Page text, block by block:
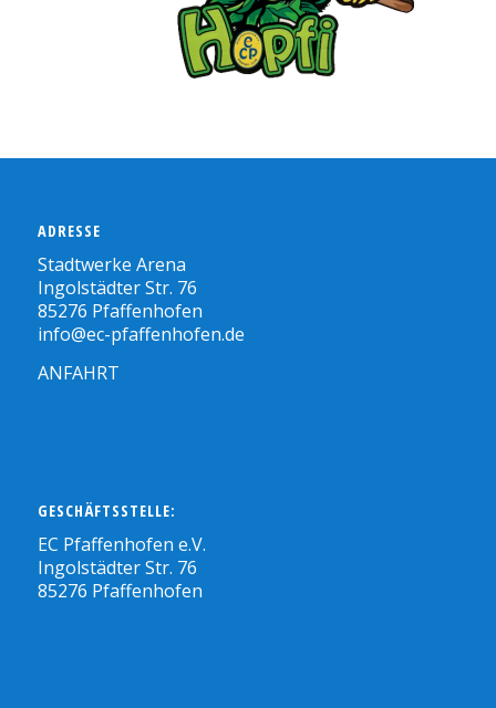
ADRESSE
Stadtwerke Arena
Ingolstädter Str. 76
85276 Pfaffenhofen
info@ec-pfaffenhofen.de
ANFAHRT
GESCHÄFTSSTELLE:
EC Pfaffenhofen e.V.
Ingolstädter Str. 76
85276 Pfaffenhofen